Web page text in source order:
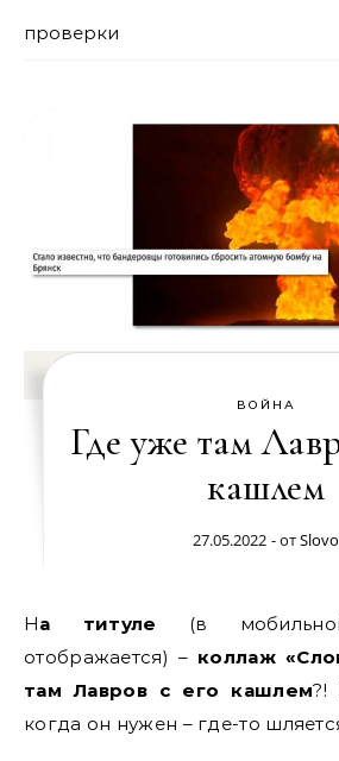
проверки
ВОЙНА
Где уже там
кашлем
27.05.2022 - отSlovo
На титуле (в
отображается) – коллаж
там Лавров с его кашлем?!
когда он нужен – где-то